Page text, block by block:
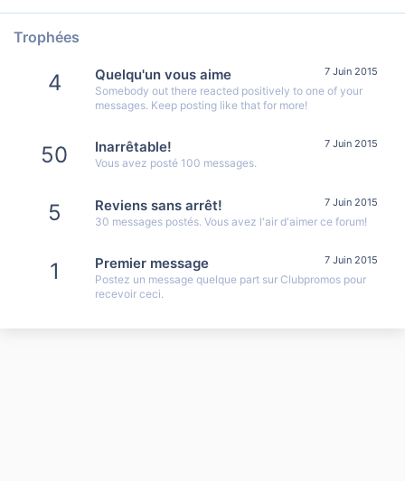
Trophées
4 7 Juin 2015
Quelqu'un vous aime
Somebody out there reacted positively to one of your
messages. Keep posting like that for more!
50 7 Juin 2015
Inarrêtable!
Vous avez posté 100 messages.
5 7 Juin 2015
Reviens sans arrêt!
30 messages postés. Vous avez l'air d'aimer ce forum!
1 7 Juin 2015
Premier message
Postez un message quelque part sur Clubpromos pour
recevoir ceci.